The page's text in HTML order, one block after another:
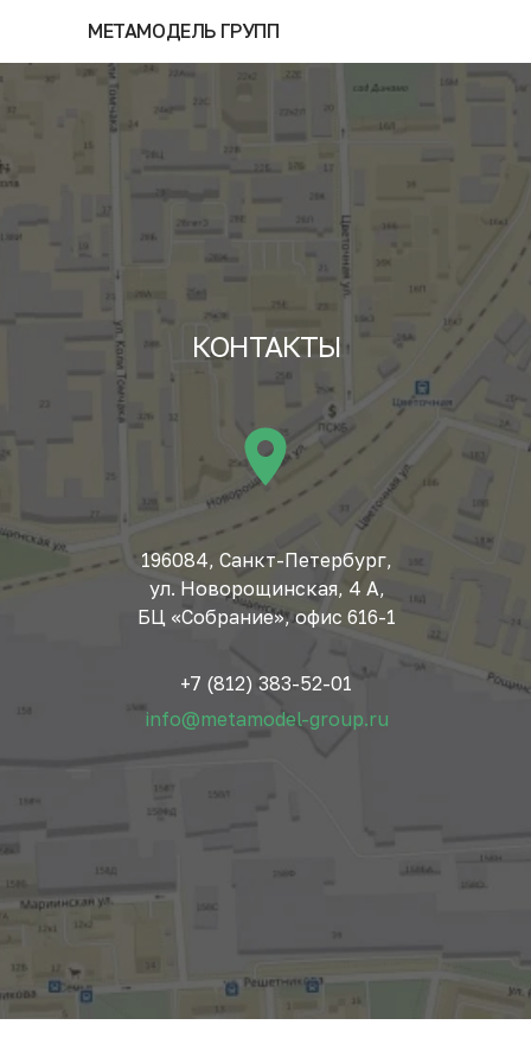
МЕТАМОДЕЛЬ ГРУПП
КОНТАКТЫ
info@metamodel-group.ru
+7 (812) 383-52-01
196084, Санкт-Петербург,
ул. Новорощинская, 4 А,
БЦ «Собрание», офис 616-1